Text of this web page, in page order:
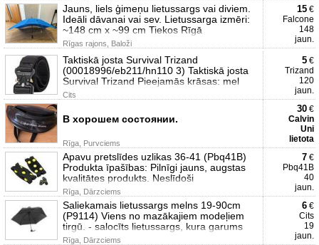
Jauns, liels ģimeņu lietussargs vai diviem.
Ideāli dāvanai vai sev. Lietussarga izmēri:
~148 cm x ~99 cm Tiekos Rīgā
Rīgas rajons, Baloži
15 €
Falcone
148
jaun.
Taktiskā josta Survival Trizand
(00018996/eb211/hn110 3) Taktiskā josta
Survival Trizand Pieejamās krāsas: mel
Cits
5 €
Trizand
120
jaun.
В хорошем состоянии.
Rīga, Purvciems
30 €
Calvin
Uni
lietota
Apavu pretslīdes uzlikas 36-41 (Pbq41B)
Produkta īpašības: Pilnīgi jauns, augstas
kvalitātes produkts. Neslīdoši
Rīga, Dārzciems
7 €
Pbq41B
40
jaun.
Saliekamais lietussargs melns 19-90cm
(P9114) Viens no mazākajiem modeļiem
tirgū. - salocīts lietussargs, kura garums
Rīga, Dārzciems
6 €
Cits
19
jaun.